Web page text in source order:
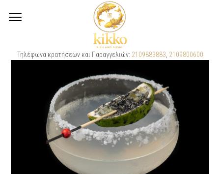
Τηλέφωνα κρατήσεων και Παραγγελιών: 2109883883 2109800600